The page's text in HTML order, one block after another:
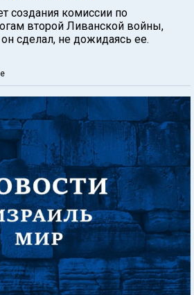
создания комиссии по
второй Ливанской войны,
сделал, не дожидаясь ее.